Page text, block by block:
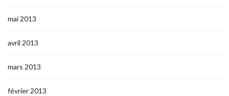
mai 2013
avril 2013
mars 2013
février 2013